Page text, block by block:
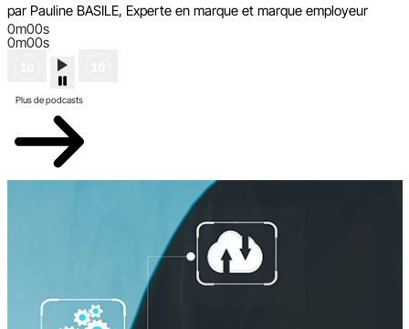
par Pauline BASILE, Experte en marque et marque employeur
0m00s
0m00s
Plus de podcasts